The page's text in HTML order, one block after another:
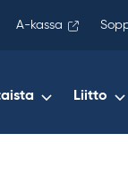
A-kassa
Liitto